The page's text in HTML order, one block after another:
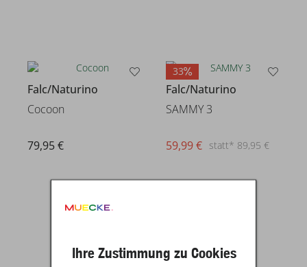
Falc/Naturino
Cocoon
79,95 €
33
Falc/Naturino
SAMMY 3
statt* 89,95 €
59,99 €
Ihre Zustimmung zu Cookies